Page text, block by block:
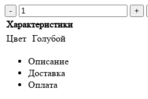
- +
Характеристики
Цвет Голубой
Описание
Доставка
Оплата